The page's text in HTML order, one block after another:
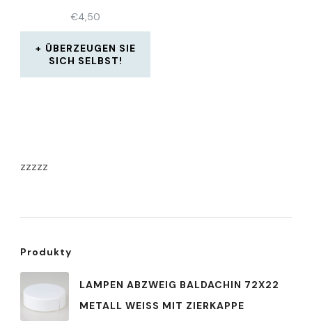
€4,50
ÜBERZEUGEN SIE
SICH SELBST!
zzzzz
Produkty
LAMPEN ABZWEIG BALDACHIN 72X22
METALL WEISS MIT ZIERKAPPE